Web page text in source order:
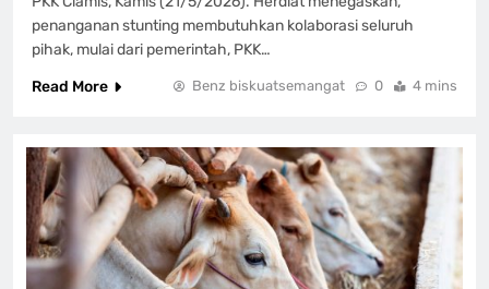
penanganan stunting membutuhkan kolaborasi seluruh
pihak, mulai dari pemerintah, PKK…
Read More
Benz biskuatsemangat 0 4 mins